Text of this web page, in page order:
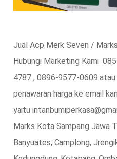
Jual Acp Merk Seven /
Hubungi Marketing Kami
4787 , 0896-9577-0609 atau
penawaran harga ke email
yaitu
Marks Kota Sampang Jawa
Banyuates, Camplong,